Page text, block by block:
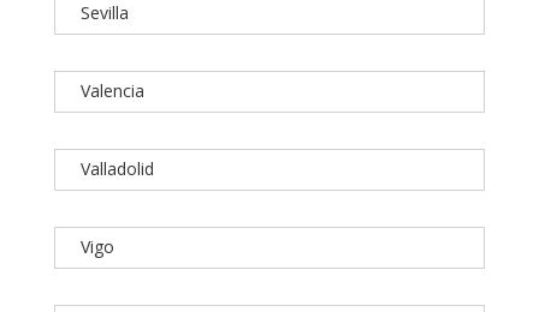
Sevilla
Valencia
Valladolid
Vigo